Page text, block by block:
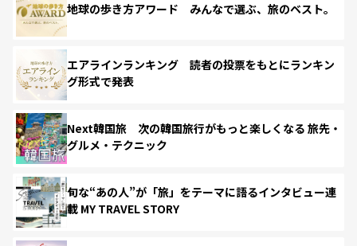
地球の歩き方アワード みんなで選ぶ、旅のベスト。
エアラインランキング 読者の投票をもとにランキン
グ形式で発表
Next韓国旅 次の韓国旅行がもっと楽しくなる 旅先・
グルメ・テクニック
旬な“あの人”が「旅」をテーマに語るインタビュー連
載 MY TRAVEL STORY